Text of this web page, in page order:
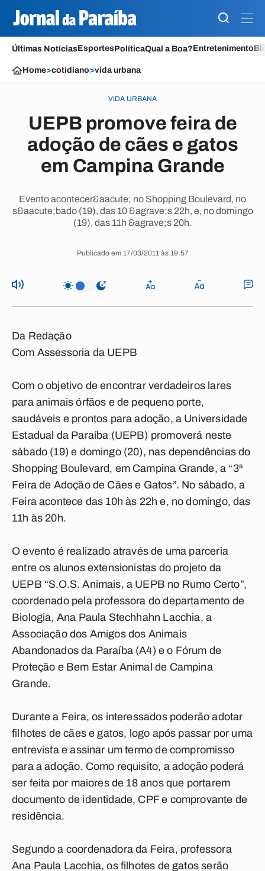
Últimas NotíciasEsportesPolíticaQual a Boa?Entretenimento
Home>cotidiano>vida urbana
VIDA URBANA
UEPB promove feira de
adoção de cães e gatos
em Campina Grande
Evento acontecer&aacute; no Shopping Boulevard, no
s&aacute;bado (19), das 10 &agrave;s 22h, e, no domingo
(19), das 11h &agrave;s 20h.
Publicado em 17/03/2011 às 19:57
Da Redação
Com Assessoria da UEPB
Com o objetivo de encontrar verdadeiros lares
para animais órfãos e de pequeno porte,
saudáveis e prontos para adoção, a Universidade
Estadual da Paraíba (UEPB) promoverá neste
sábado (19) e domingo (20), nas dependências do
Shopping Boulevard, em Campina Grande, a “3ª
Feira de Adoção de Cães e Gatos”. No sábado, a
Feira acontece das 10h às 22h e, no domingo, das
11h às 20h.
O evento é realizado através de uma parceria
entre os alunos extensionistas do projeto da
UEPB “S.O.S. Animais, a UEPB no Rumo Certo”,
coordenado pela professora do departamento de
Biologia, Ana Paula Stechhahn Lacchia, a
Associação dos Amigos dos Animais
Abandonados da Paraíba (A4) e o Fórum de
Proteção e Bem Estar Animal de Campina
Grande.
Durante a Feira, os interessados poderão adotar
filhotes de cães e gatos, logo após passar por uma
entrevista e assinar um termo de compromisso
para a adoção. Como requisito, a adoção poderá
ser feita por maiores de 18 anos que portarem
documento de identidade, CPF e comprovante de
residência.
Segundo a coordenadora da Feira, professora
Ana Paula Lacchia, os filhotes de gatos serão